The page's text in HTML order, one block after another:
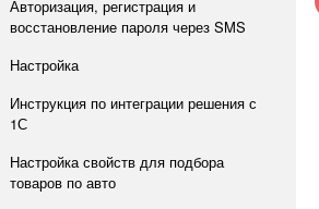
Авторизация, регистрация и
восстановление пароля через SMS
Настройка
Инструкция по интеграции решения с
1С
Настройка свойств для подбора
товаров по авто